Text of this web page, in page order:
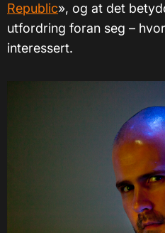
Republic», og at det
utfordring foran seg –
interessert.